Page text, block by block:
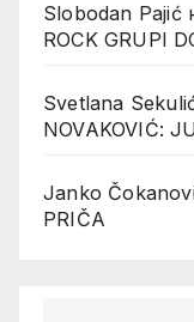
Slobodan Pajić
ROCK GRUPI
Svetlana
NOVAKOVIĆ:
Janko
PRIČA